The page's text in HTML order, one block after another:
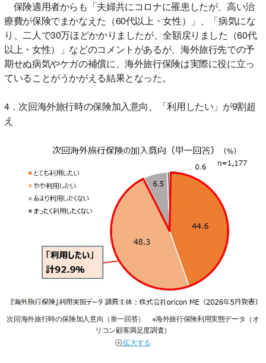
保険適用者からも「夫婦共にコロナに罹患したが、高い治
療費が保険でまかなえた（60代以上・女性）」、「病気にな
り、二人で30万ほどかかりましたが、全額戻りました（60代
以上・女性）」などのコメントがあるが、海外旅行先での予
期せぬ病気やケガの補償に、海外旅行保険は実際に役に立っ
ていることがうかがえる結果となった。
4．次回海外旅行時の保険加入意向、「利用したい」が9割超
え
次回海外旅行時の保険加入意向（単一回答） ※海外旅行保険利用実態データ（オ
リコン顧客満足度調査）
拡大する